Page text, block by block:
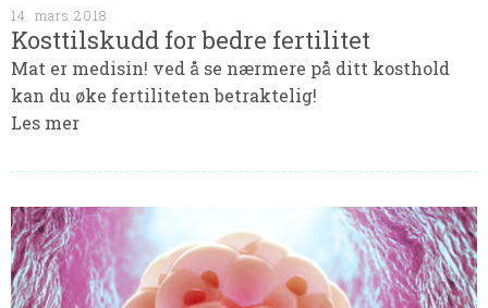
14. mars 2018
Kosttilskudd for bedre fertilitet
Mat er medisin! ved å se nærmere på ditt kosthold
kan du øke fertiliteten betraktelig!
Les mer